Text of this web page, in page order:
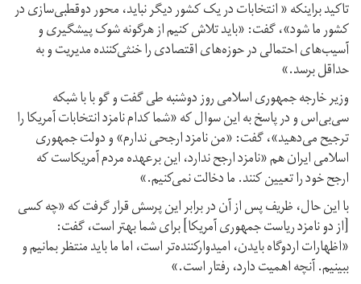
تاکید براینکه « انتخابات در یک کشور دیگر نباید، محور دوقطبی‌سازی در
کشور ما شود»، گفت: «باید تلاش کنیم از هرگونه شوک پیشگیری و
آسیب‌های احتمالی در حوزه‌های اقتصادی را خنثی‌کننده مدیریت و به
حداقل برسد.»
وزیر خارجه جمهوری اسلامی روز دوشنبه طی گفت و گو با با شبکه
سی‌بی‌اس و در پاسخ به این سوال که «شما کدام نامزد انتخابات آمریکا را
ترجیح می‌دهید»، گفت: «من نامزد ارجحی ندارم» و دولت جمهوری
اسلامی ایران هم «نامزد ارجح ندارد، این برعهده مردم آمریکاست که
ارجح خود را تعیین کنند. ما دخالت نمی‌کنیم.»
با این حال، ظریف پس از آن در برابر این پرسش قرار گرفت که «چه کسی
[از دو نامزد ریاست جمهوری آمریکا] برای شما بهتر است، گفت:
«اظهارات اردوگاه بایدن، امیدوارکننده‌تر است، اما ما باید منتظر بمانیم و
ببینیم. آنچه اهمیت دارد، رفتار است.»